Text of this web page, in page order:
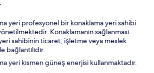
yeri profesyonel bir konaklama yeri sahibi
Konaklamanın sağlanması
sahibinin ticaret, işletme veya meslek
bağlantılıdır.
yeri kısmen güneş enerjisi kullanmaktadır.